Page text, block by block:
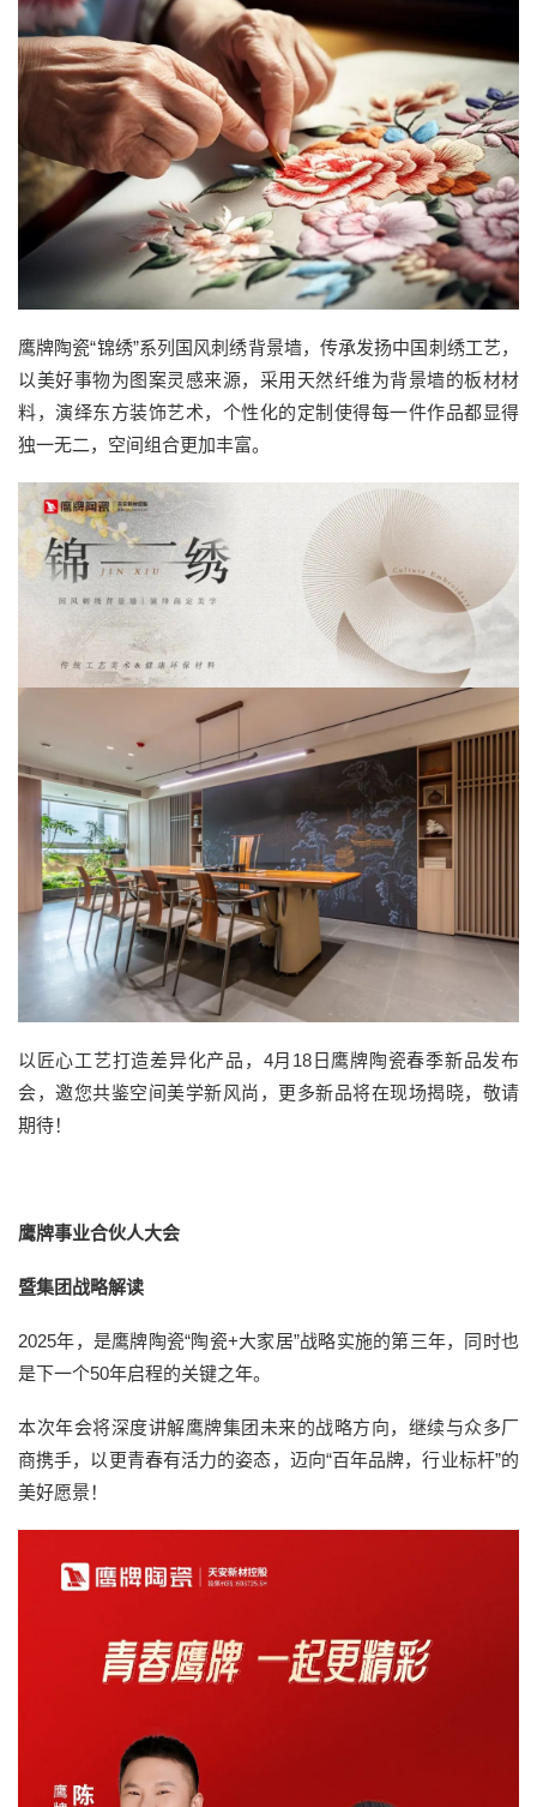
鹰牌陶瓷“锦绣”系列国风刺绣背景墙，传承发扬中国刺绣工艺，
以美好事物为图案灵感来源，采用天然纤维为背景墙的板材材
料，演绎东方装饰艺术，个性化的定制使得每一件作品都显得
独一无二，空间组合更加丰富。
以匠心工艺打造差异化产品，4月18日鹰牌陶瓷春季新品发布
会，邀您共鉴空间美学新风尚，更多新品将在现场揭晓，敬请
期待！
鹰牌事业合伙人大会
暨集团战略解读
2025年，是鹰牌陶瓷“陶瓷+大家居”战略实施的第三年，同时也
是下一个50年启程的关键之年。
本次年会将深度讲解鹰牌集团未来的战略方向，继续与众多厂
商携手，以更青春有活力的姿态，迈向“百年品牌，行业标杆”的
美好愿景！